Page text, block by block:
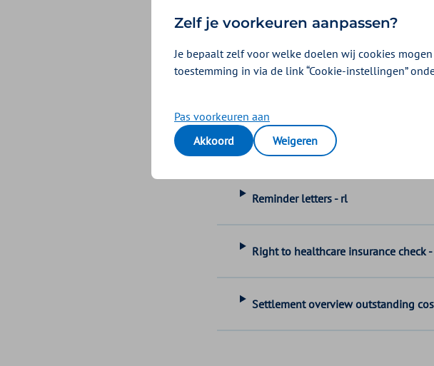
Premium settlement specification - pps
Reminder letters - rl
Right to healthcare insurance check
Settlement overview outstanding
Zelf je voorkeuren aanpassen?
Je bepaalt zelf voor welke doelen wij cookies
toestemming in via de link “Cookie-instellingen”
Pas voorkeuren aan
Akkoord
Weigeren